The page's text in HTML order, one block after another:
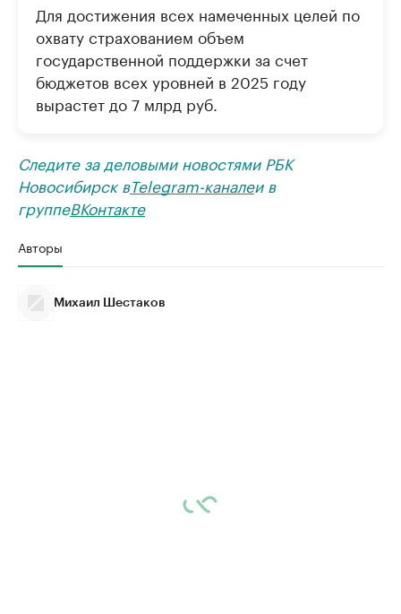
Для достижения всех намеченных целей по
охвату страхованием объем
государственной поддержки за счет
бюджетов всех уровней в 2025 году
вырастет до 7 млрд руб.
Следите за деловыми новостями РБК
Новосибирск вTelegram-каналеи в
группеВКонтакте
Авторы
Михаил Шестаков